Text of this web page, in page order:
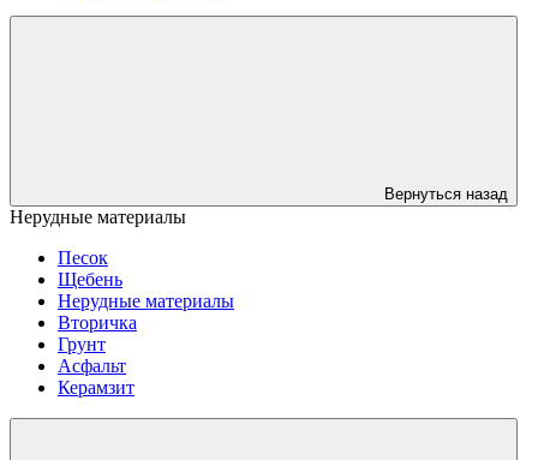
Вернуться назад
Нерудные материалы
Песок
Щебень
Нерудные материалы
Вторичка
Грунт
Асфальт
Керамзит